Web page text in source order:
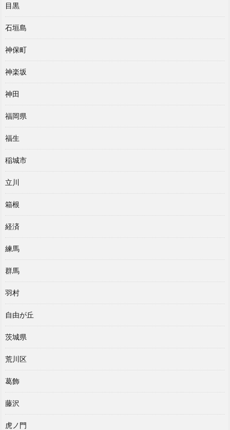
目黒
石垣島
神保町
神楽坂
神田
福岡県
福生
稲城市
立川
箱根
経済
練馬
群馬
羽村
自由が丘
茨城県
荒川区
葛飾
藤沢
虎ノ門